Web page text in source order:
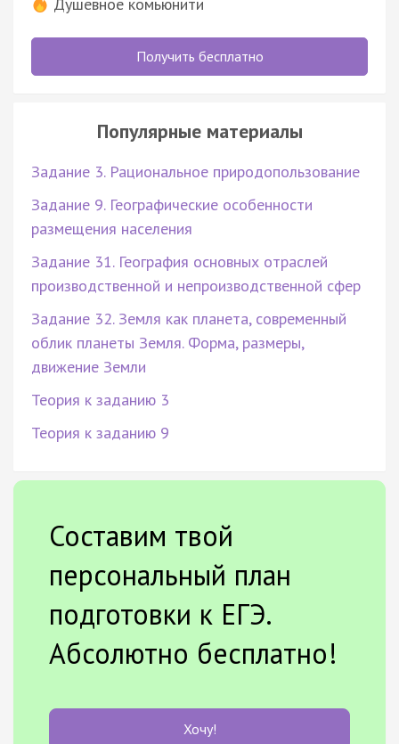
Получить бесплатно
Популярные материалы
Задание 3. Рациональное природопользование
Задание 9. Географические особенности
размещения населения
Задание 31. География основных отраслей
производственной и непроизводственной сфер
Задание 32. Земля как планета, современный
облик планеты Земля. Форма, размеры,
движение Земли
Теория к заданию 3
Теория к заданию 9
Составим твой
персональный план
подготовки к ЕГЭ.
Абсолютно бесплатно!
Хочу!